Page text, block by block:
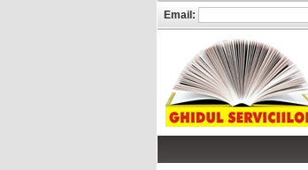
Email: